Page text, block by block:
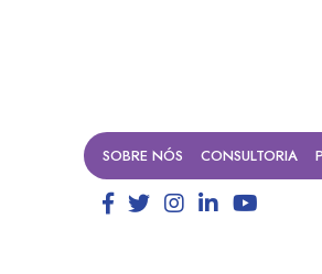
SOBRE NÓS CONSULTORIA